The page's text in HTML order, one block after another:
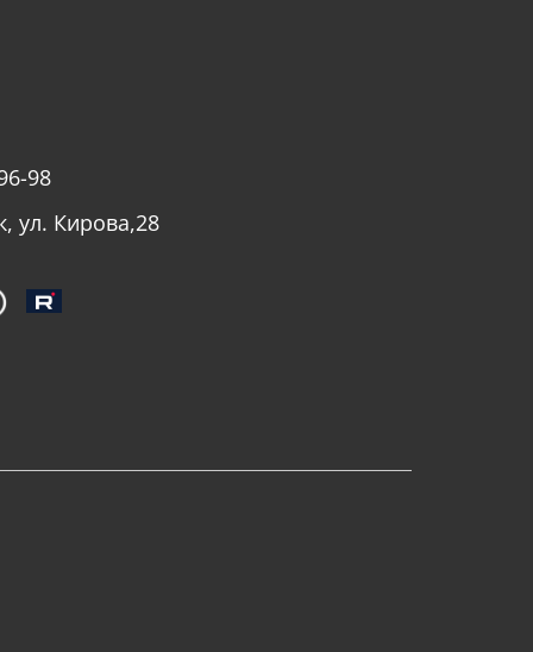
98
ул. Кирова,28